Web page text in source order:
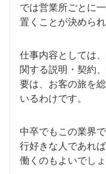
では営業所ごとに
置くことが決められ
仕事内容としては
関する説明・契約
要は、お客の旅を
いるわけです。
中卒でもこの業界
行好きな人であれ
働くのもよいでしょ